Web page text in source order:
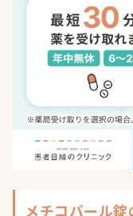
メチコバール